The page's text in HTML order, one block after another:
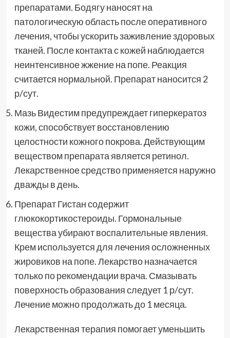
препаратами. Бодягу наносят на
патологическую область после оперативного
лечения, чтобы ускорить заживление здоровых
тканей. После контакта с кожей наблюдается
неинтенсивное жжение на попе. Реакция
считается нормальной. Препарат наносится 2
р/сут.
Мазь Видестим предупреждает гиперкератоз
кожи, способствует восстановлению
целостности кожного покрова. Действующим
веществом препарата является ретинол.
Лекарственное средство применяется наружно
дважды в день.
Препарат Гистан содержит
глюкокортикостероиды. Гормональные
вещества убирают воспалительные явления.
Крем используется для лечения осложненных
жировиков на попе. Лекарство назначается
только по рекомендации врача. Смазывать
поверхность образования следует 1 р/сут.
Лечение можно продолжать до 1 месяца.
Лекарственная терапия помогает уменьшить